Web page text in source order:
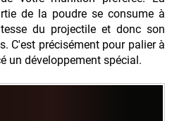
de la poudre se consume à
du projectile et donc son
C'est précisément pour palier à
un développement spécial.